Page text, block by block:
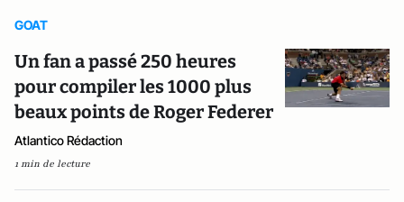
GOAT
Un fan a passé 250 heures
pour compiler les 1000 plus
beaux points de Roger Federer
Atlantico Rédaction
1 min de lecture